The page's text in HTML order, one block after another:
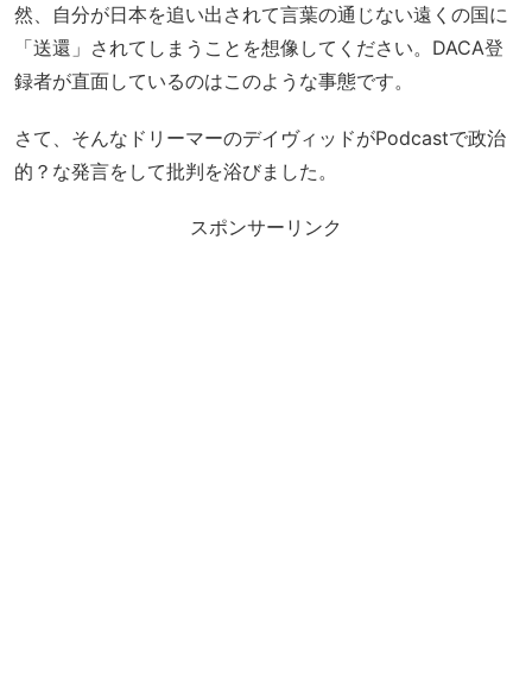
然、自分が日本を追い出されて言葉の通じない遠くの国に
「送還」されてしまうことを想像してください。DACA登
録者が直面しているのはこのような事態です。
さて、そんなドリーマーのデイヴィッドがPodcastで政治
的？な発言をして批判を浴びました。
スポンサーリンク